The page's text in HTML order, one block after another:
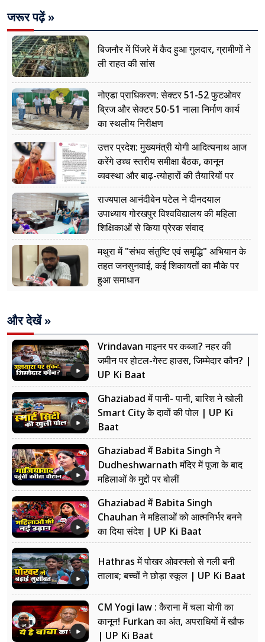
जरूर पढ़ें »
बिजनौर में पिंजरे में कैद हुआ गुलदार, ग्रामीणों ने
ली राहत की सांस
नोएडा प्राधिकरण: सेक्टर 51-52 फुटओवर
ब्रिज और सेक्टर 50-51 नाला निर्माण कार्य
का स्थलीय निरीक्षण
उत्तर प्रदेश: मुख्यमंत्री योगी आदित्यनाथ आज
करेंगे उच्च स्तरीय समीक्षा बैठक, कानून
व्यवस्था और बाढ़-त्योहारों की तैयारियों पर
नजर
राज्यपाल आनंदीबेन पटेल ने दीनदयाल
उपाध्याय गोरखपुर विश्वविद्यालय की महिला
शिक्षिकाओं से किया प्रेरक संवाद
मथुरा में "संभव संतुष्टि एवं समृद्धि" अभियान के
तहत जनसुनवाई, कई शिकायतों का मौके पर
हुआ समाधान
और देखें »
Vrindavan माइनर पर कब्जा? नहर की
जमीन पर होटल-गेस्ट हाउस, जिम्मेदार कौन? |
UP Ki Baat
Ghaziabad में पानी- पानी, बारिश ने खोली
Smart City के दावों की पोल | UP Ki
Baat
Ghaziabad में Babita Singh ने
Dudheshwarnath मंदिर में पूजा के बाद
महिलाओं के मुद्दों पर बोलीं
Ghaziabad में Babita Singh
Chauhan ने महिलाओं को आत्मनिर्भर बनने
का दिया संदेश | UP Ki Baat
Hathras में पोखर ओवरफ्लो से गली बनी
तालाब; बच्चों ने छोड़ा स्कूल | UP Ki Baat
CM Yogi law : कैराना में चला योगी का
कानून! Furkan का अंत, अपराधियों में खौफ
| UP Ki Baat